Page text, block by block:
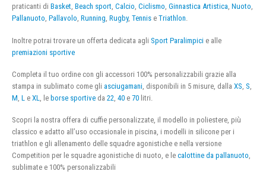
praticanti di Basket, Beach sport, Calcio, Ciclismo, Ginnastica Artistica, Nuoto,
Pallanuoto, Pallavolo, Running, Rugby, Tennis e Triathlon.
Inoltre potrai trovare un offerta dedicata agli Sport Paralimpici e alle
premiazioni sportive
Completa il tuo ordine con gli accessori 100% personalizzabili grazie alla
stampa in sublimato come gli asciugamani , disponibili in 5 misure, dalla XS S
M L e XL , le borse sportive da 22 40 e 70 litri.
Scopri la nostra offera di cuffie personalizzate, il modello in poliestere, più
classico e adatto all’uso occasionale in piscina, i modelli in silicone per i
triathlon e gli allenamento delle squadre agonistiche e nella versione
Competition per le squadre agonistiche di nuoto, e le calottine da pallanuoto,
sublimate e 100% personalizzabili